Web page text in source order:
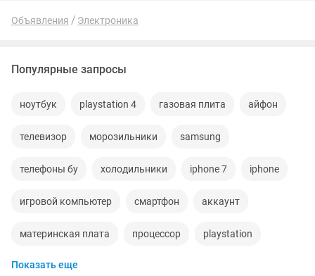
Объявления Электроника
Популярные запросы
ноутбук playstation 4 газовая плита айфон
телевизор морозильники samsung
телефоны бу холодильники iphone 7 iphone
игровой компьютер смартфон аккаунт
материнская плата процессор playstation
стиральная машина
Показать еще